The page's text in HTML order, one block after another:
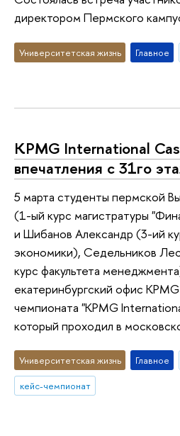
директором Пермского
Университетская жизнь Главное
KPMG International
впечатления с 31го
5 марта студенты пермской
(1-ый курс магистратуры
и Шибанов Александр (3-ий
экономики), Седельников
курс факультета
екатеринбургский офис
чемпионата "KPMG
который проходил в
Университетская жизнь Главное
кейс-чемпионат